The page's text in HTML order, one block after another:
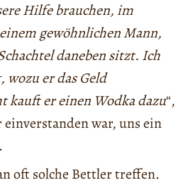
Hilfebrauchen, im
gewöhnlichen Mann,
daneben sitzt. Ich
er das Geld
kauft er einen Wodka dazu“,
einverstanden war, uns ein
oft solche Bettler treffen.